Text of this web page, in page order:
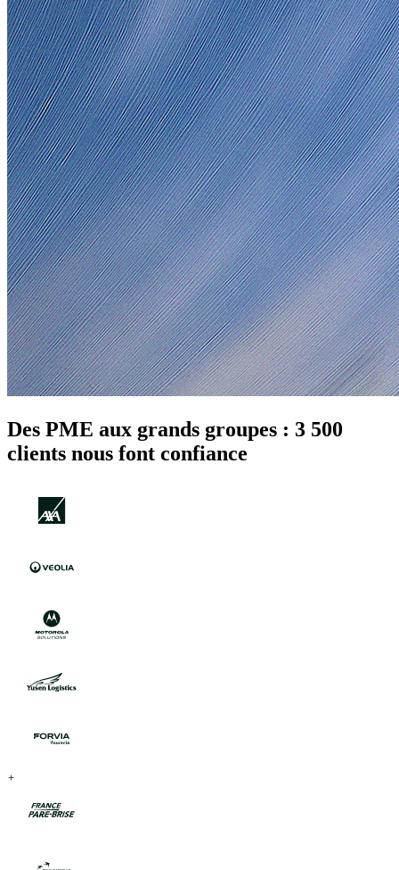
Des PME aux grands groupes : 3 500
clients nous font confiance